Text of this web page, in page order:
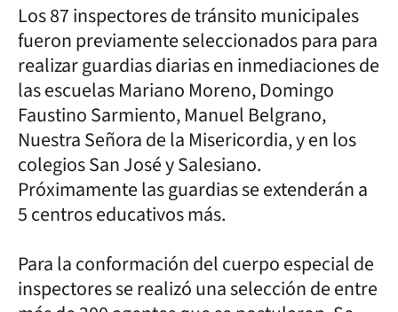
Los 87 inspectores de tránsito municipales
fueron previamente seleccionados para para
realizar guardias diarias en inmediaciones de
las escuelas Mariano Moreno, Domingo
Faustino Sarmiento, Manuel Belgrano,
Nuestra Señora de la Misericordia, y en los
colegios San José y Salesiano.
Próximamente las guardias se extenderán a
5 centros educativos más.
Para la conformación del cuerpo especial de
inspectores se realizó una selección de entre